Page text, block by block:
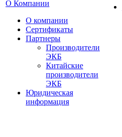
О Компании
О компании
Сертификаты
Партнеры
Производители
ЭКБ
Китайские
производители
ЭКБ
Юридическая
информация